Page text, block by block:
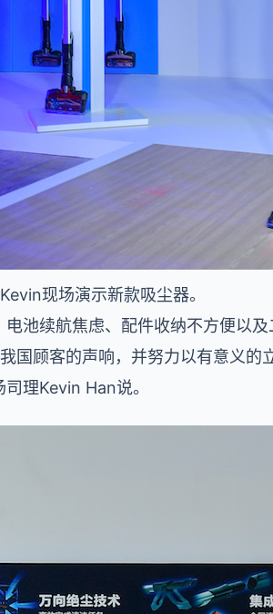
现场演示新款吸尘器。
池续航焦虑、配件收纳不方便以
国顾客的声响，并努力以有意义的
理Kevin Han说。